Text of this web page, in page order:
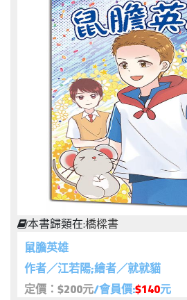
本書歸類在:橋樑書
鼠膽英雄
作者／江若陽;繪者／就就貓
定價：$200元/會員價:$140元